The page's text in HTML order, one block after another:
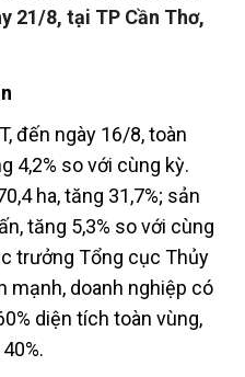
21/8, tại TP Cần Thơ,
đến ngày 16/8, toàn
4,2% so với cùng kỳ.
ha, tăng 31,7%; sản
tăng 5,3% so với cùng
trưởng Tổng cục Thủy
mạnh, doanh nghiệp có
diện tích toàn vùng,